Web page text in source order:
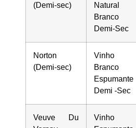
(Demi-sec)
Natural
Branco
Demi-Sec
Norton
(Demi-sec)
Vinho
Branco
Espumante
Demi -Sec
Veuve Du
Vinho